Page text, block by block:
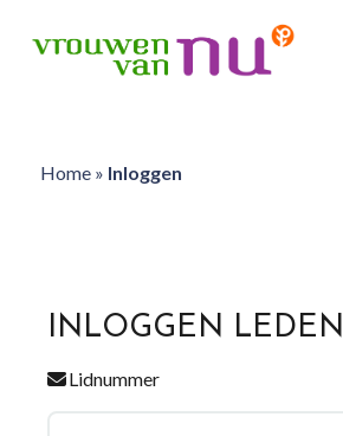
Home» Inloggen
INLOGGEN LEDEN
Lidnummer